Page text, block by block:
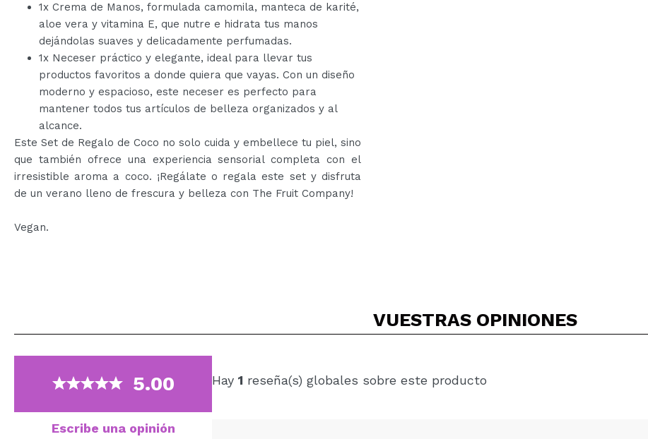
1x Crema de Manos, formulada camomila, manteca de karité,
aloe vera y vitamina E, que nutre e hidrata tus manos
dejándolas suaves y delicadamente perfumadas.
1x Neceser práctico y elegante, ideal para llevar tus
productos favoritos a donde quiera que vayas. Con un diseño
moderno y espacioso, este neceser es perfecto para
mantener todos tus artículos de belleza organizados y al
alcance.
Este Set de Regalo de Coco no solo cuida y embellece tu piel, sino
que también ofrece una experiencia sensorial completa con el
irresistible aroma a coco. ¡Regálate o regala este set y disfruta
de un verano lleno de frescura y belleza con The Fruit Company!
Vegan.
VUESTRAS OPINIONES
5.00
Escribe una opinión
Hay 1 reseña(s) globales sobre este producto